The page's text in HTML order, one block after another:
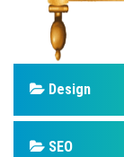
Design
SEO